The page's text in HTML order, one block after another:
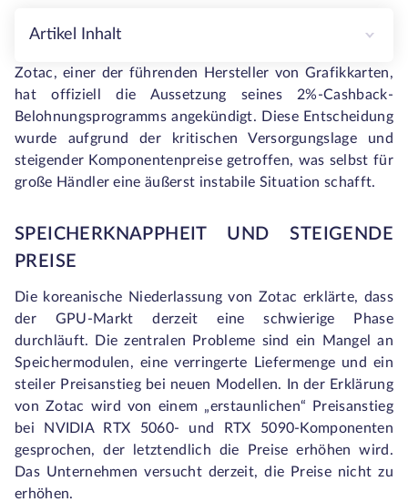
Artikel Inhalt
Zotac, einer der führenden Hersteller von Grafikkarten,
hat offiziell die Aussetzung seines 2%-Cashback-
Belohnungsprogramms angekündigt. Diese Entscheidung
wurde aufgrund der kritischen Versorgungslage und
steigender Komponentenpreise getroffen, was selbst für
große Händler eine äußerst instabile Situation schafft.
SPEICHERKNAPPHEIT UND STEIGENDE
PREISE
Die koreanische Niederlassung von Zotac erklärte, dass
der GPU-Markt derzeit eine schwierige Phase
durchläuft. Die zentralen Probleme sind ein Mangel an
Speichermodulen, eine verringerte Liefermenge und ein
steiler Preisanstieg bei neuen Modellen. In der Erklärung
von Zotac wird von einem „erstaunlichen“ Preisanstieg
bei NVIDIA RTX 5060- und RTX 5090-Komponenten
gesprochen, der letztendlich die Preise erhöhen wird.
Das Unternehmen versucht derzeit, die Preise nicht zu
erhöhen.